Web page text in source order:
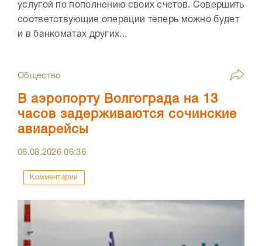
услугой по пополнению своих счетов. Совершить
соответствующие операции теперь можно будет
и в банкоматах других...
Общество
В аэропорту Волгограда на 13
часов задерживаются сочинские
авиарейсы
06.08.202606:36
Комментарии